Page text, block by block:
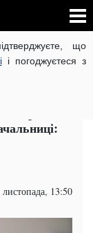
що
і погоджуєтеся з
В УКРАЇНІ
НА РУССКОМ
про
листопада, 13:50